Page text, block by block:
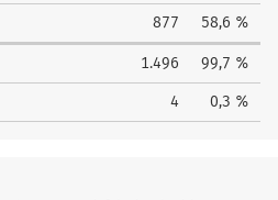
877 58,6 %
1.496 99,7 %
4 0,3 %